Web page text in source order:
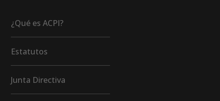
¿Qué es ACPI?
Estatutos
Junta Directiva